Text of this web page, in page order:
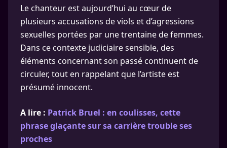
Le chanteur est aujourd’hui au cœur de
plusieurs accusations de viols et d’agressions
sexuelles portées par une trentaine de femmes.
Dans ce contexte judiciaire sensible, des
éléments concernant son passé continuent de
circuler, tout en rappelant que l’artiste est
présumé innocent.
A lire : Patrick Bruel : en coulisses, cette
phrase glaçante sur sa carrière trouble ses
proches